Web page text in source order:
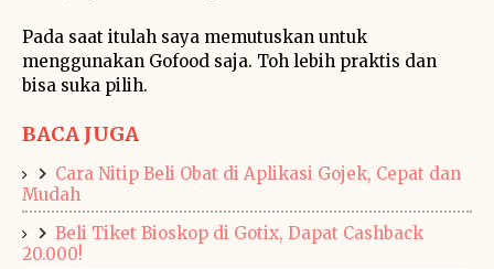
Pada saat itulah saya memutuskan untuk
menggunakan Gofood saja. Toh lebih praktis dan
bisa suka pilih.
BACA JUGA
Cara Nitip Beli Obat di Aplikasi Gojek, Cepat dan
Mudah
Beli Tiket Bioskop di Gotix, Dapat Cashback
20.000!